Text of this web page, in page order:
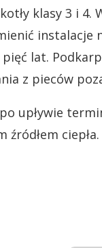
klasy 3 i 4.
lat.
z pieców
upływie
ciepła.